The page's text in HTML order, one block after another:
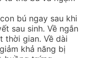
bú ngay sau khi
sau sinh. Về ngắn
thời gian. Về dài
khả năng bị